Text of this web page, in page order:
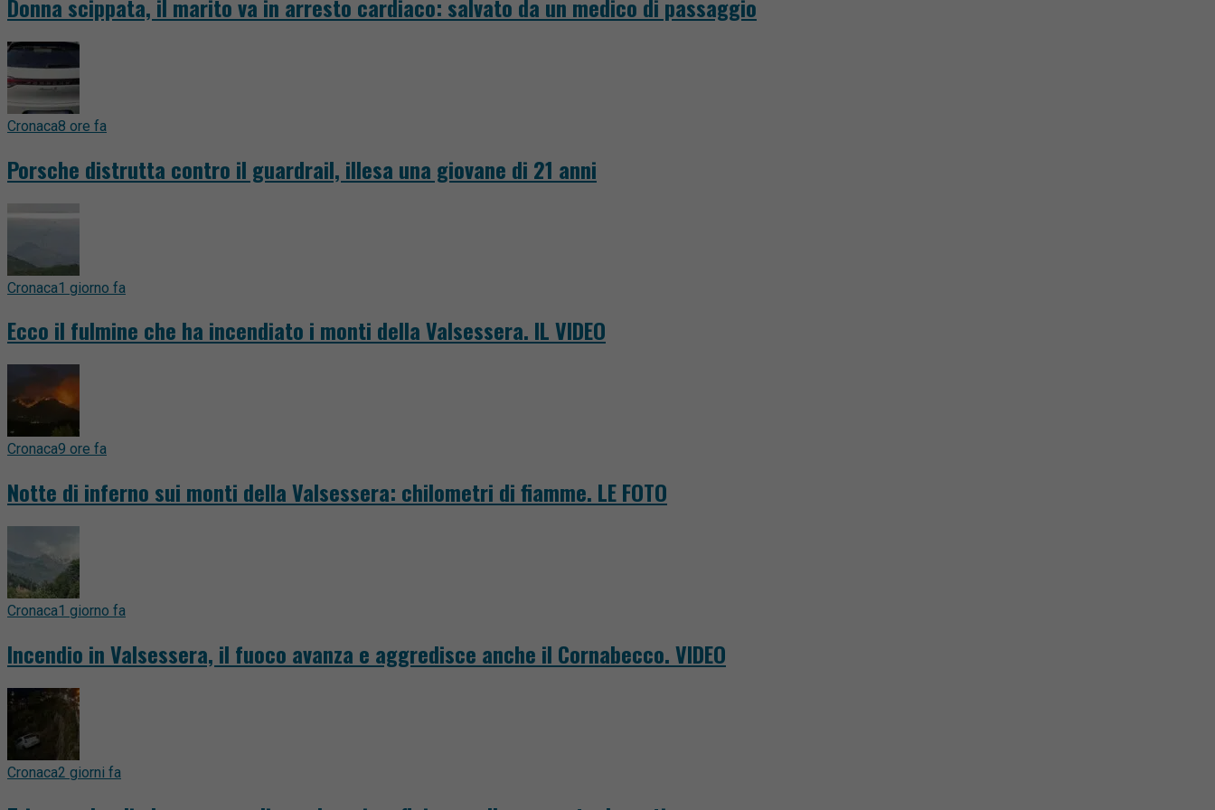
Donna scippata, il marito va in arresto cardiaco: salvato da un medico di passaggio
Cronaca8 ore fa
Porsche distrutta contro il guardrail, illesa una giovane di 21 anni
Cronaca1 giorno fa
Ecco il fulmine che ha incendiato i monti della Valsessera. IL VIDEO
Cronaca9 ore fa
Notte di inferno sui monti della Valsessera: chilometri di fiamme. LE FOTO
Cronaca1 giorno fa
Incendio in Valsessera, il fuoco avanza e aggredisce anche il Cornabecco. VIDEO
Cronaca2 giorni fa